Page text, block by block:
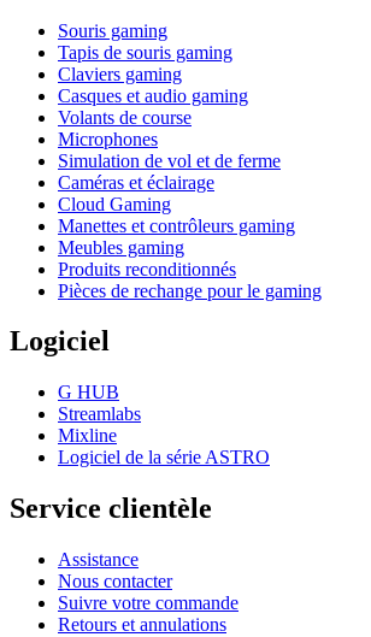
Souris gaming
Tapis de souris gaming
Claviers gaming
Casques et audio gaming
Volants de course
Microphones
Simulation de vol et de ferme
Caméras et éclairage
Cloud Gaming
Manettes et contrôleurs gaming
Meubles gaming
Produits reconditionnés
Pièces de rechange pour le gaming
Logiciel
G HUB
Streamlabs
Mixline
Logiciel de la série ASTRO
Service clientèle
Assistance
Nous contacter
Suivre votre commande
Retours et annulations